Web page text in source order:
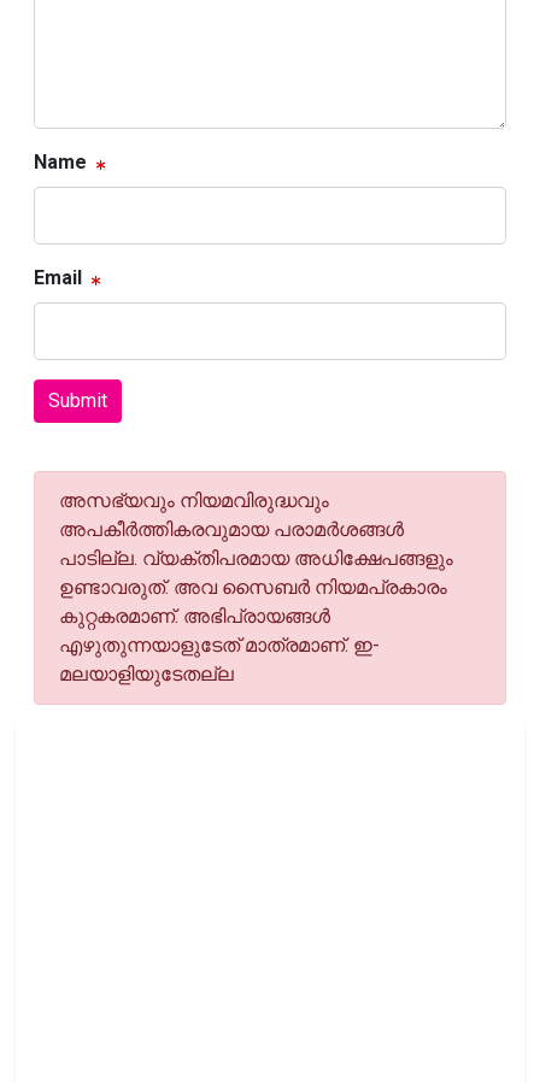
Name
Email
Submit
അസഭ്യവും നിയമവിരുദ്ധവും
അപകീര്‍ത്തികരവുമായ പരാമര്‍ശങ്ങള്‍
പാടില്ല. വ്യക്തിപരമായ അധിക്ഷേപങ്ങളും
ഉണ്ടാവരുത്. അവ സൈബര്‍ നിയമപ്രകാരം
കുറ്റകരമാണ്. അഭിപ്രായങ്ങള്‍
എഴുതുന്നയാളുടേത് മാത്രമാണ്. ഇ-
മലയാളിയുടേതല്ല